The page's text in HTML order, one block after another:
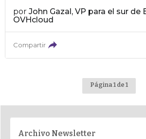
porJohn Gazal, VP para el sur de
OVHcloud
Compartir
Página 1 de 1
Archivo Newsletter